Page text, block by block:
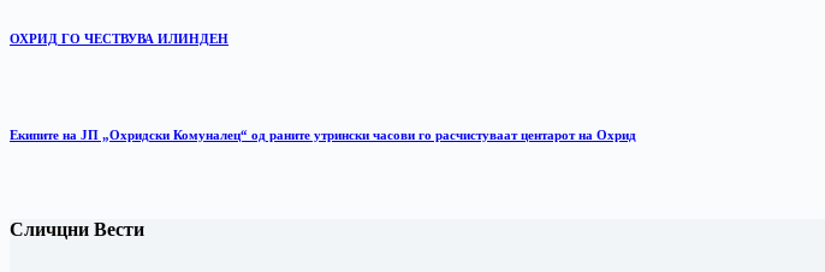
ОХРИД ГО ЧЕСТВУВА ИЛИНДЕН
Екипите на ЈП „Охридски Комуналец“ од раните утрински часови го расчистуваат центарот на Охрид
Сличцни Вести